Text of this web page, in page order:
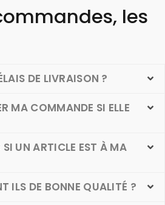
les
DE LIVRAISON ?
MA COMMANDE SI ELLE
UN ARTICLE EST À MA
ILS DE BONNE QUALITÉ ?